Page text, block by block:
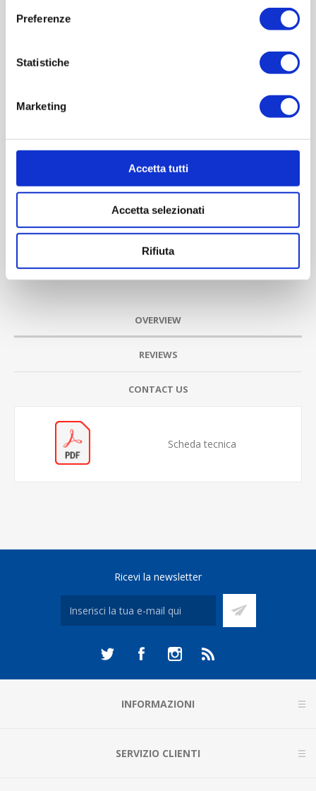
Preferenze
Statistiche
Marketing
Accetta tutti
Accetta selezionati
Rifiuta
OVERVIEW
REVIEWS
CONTACT US
Scheda tecnica
Ricevi la newsletter
INFORMAZIONI
SERVIZIO CLIENTI